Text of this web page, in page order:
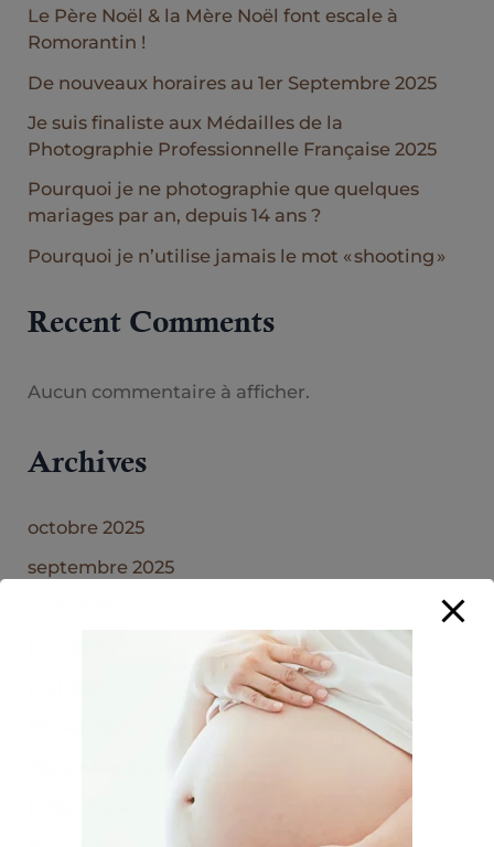
Le Père Noël & la Mère Noël font escale à
Romorantin !
De nouveaux horaires au 1er Septembre 2025
Je suis finaliste aux Médailles de la
Photographie Professionnelle Française 2025
Pourquoi je ne photographie que quelques
mariages par an, depuis 14 ans ?
Pourquoi je n’utilise jamais le mot « shooting »
Recent Comments
Aucun commentaire à afficher.
Archives
octobre 2025
septembre 2025